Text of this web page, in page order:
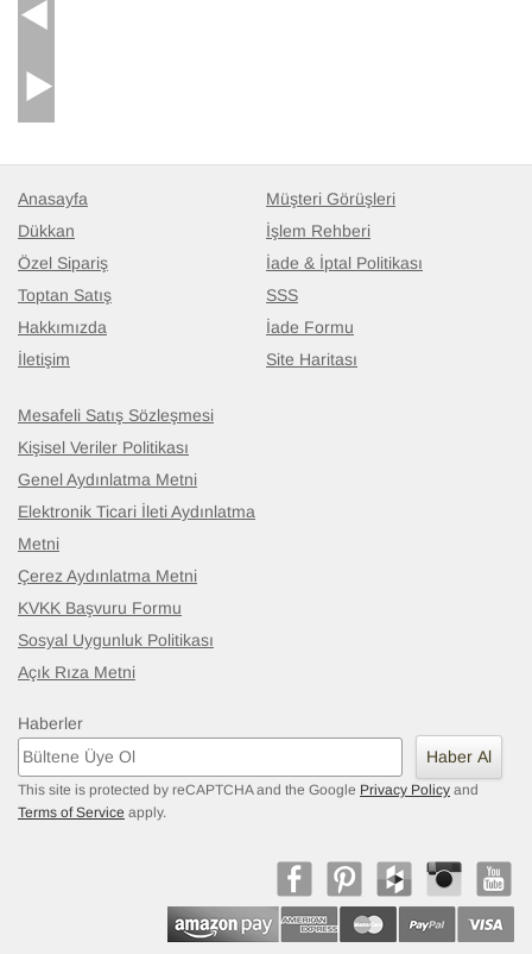
Anasayfa
Dükkan
Özel Sipariş
Toptan Satış
Hakkımızda
İletişim
Müşteri Görüşleri
İşlem Rehberi
İade & İptal Politikası
SSS
İade Formu
Site Haritası
Mesafeli Satış Sözleşmesi
Kişisel Veriler Politikası
Genel Aydınlatma Metni
Elektronik Ticari İleti Aydınlatma
Metni
Çerez Aydınlatma Metni
KVKK Başvuru Formu
Sosyal Uygunluk Politikası
Açık Rıza Metni
Haberler
Haber Al
This site is protected by reCAPTCHA and the Google Privacy Policy and
Terms of Service apply.